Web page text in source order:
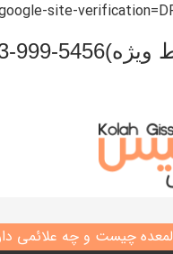
site-
چیست و چه علائمی